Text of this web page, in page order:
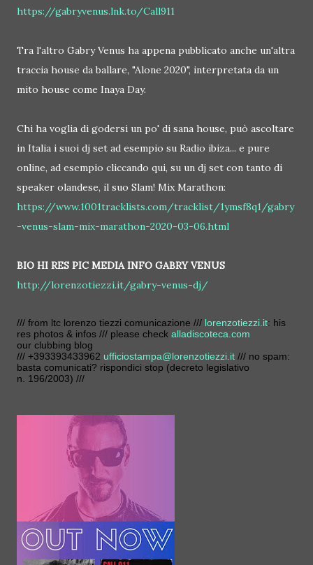
https://gabryvenus.lnk.to/Call911
Tra l'altro Gabry Venus ha appena pubblicato anche un'altra
traccia house da ballare, "Alone 2020", interpretata da un
mito house come Inaya Day.
Chi ha voglia di godersi un po' di sana house, può ascoltare
in Italia i suoi dj set ad esempio su Radio ibiza... e pure
online, ad esempio cliccando qui, su un dj set con tanto di
speaker olandese, il suo Slam! Mix Marathon:
https://www.1001tracklists.com/tracklist/1ymsf8q1/gabry
-venus-slam-mix-marathon-2020-03-06.html
BIO HI RES PIC MEDIA INFO GABRY VENUS
http://lorenzotiezzi.it/gabry-venus-dj/
/// from ltc lorenzo tiezzi comunicazione /// lorenzotiezzi.it: his
res photos & infos /// please check alladiscoteca.com
our clubbing blog
/// +393393433962 ufficiostampa@lorenzotiezzi.it /// no spam:
basta comunicati? rispondici stop (decreto legislativo
n. 196/2003) ///